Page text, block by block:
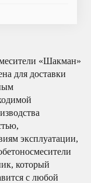
«Шакман»
для доставки
эксплуатации,
который
с любой